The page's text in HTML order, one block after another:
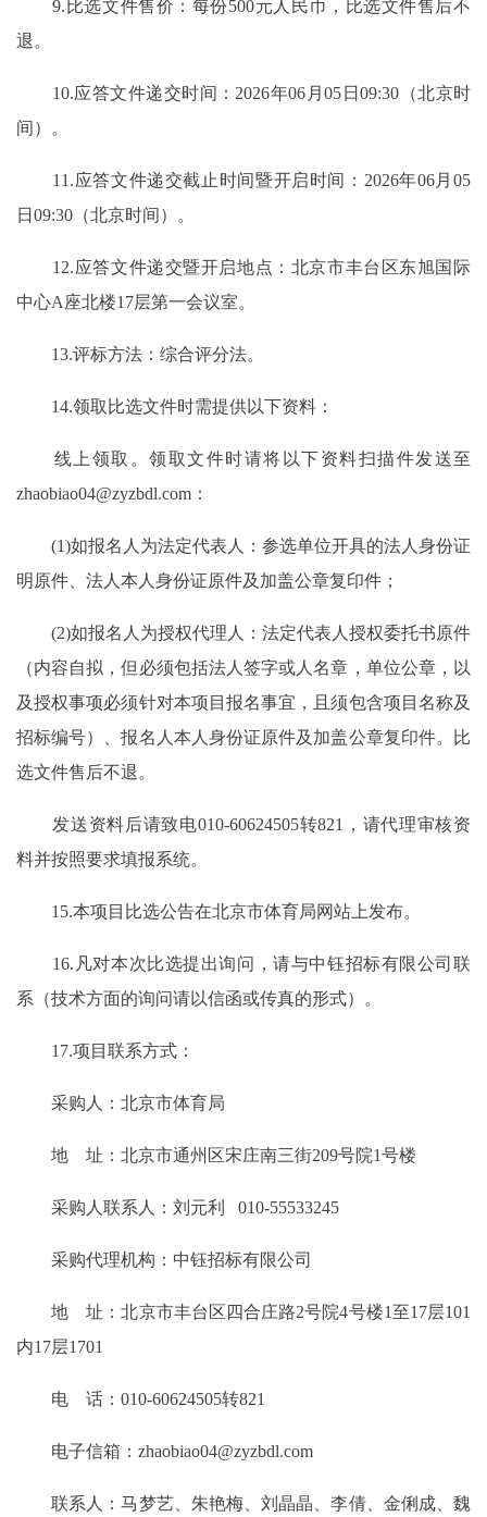
9.比选文件售价：每份500元人民币，比选文件售后不
退。
10.应答文件递交时间：2026年06月05日09:30（北京时
间）。
11.应答文件递交截止时间暨开启时间：2026年06月05
日09:30（北京时间）。
12.应答文件递交暨开启地点：北京市丰台区东旭国际
中心A座北楼17层第一会议室。
13.评标方法：综合评分法。
14.领取比选文件时需提供以下资料：
线上领取。领取文件时请将以下资料扫描件发送至
zhaobiao04@zyzbdl.com：
(1)如报名人为法定代表人：参选单位开具的法人身份证
明原件、法人本人身份证原件及加盖公章复印件；
(2)如报名人为授权代理人：法定代表人授权委托书原件
（内容自拟，但必须包括法人签字或人名章，单位公章，以
及授权事项必须针对本项目报名事宜，且须包含项目名称及
招标编号）、报名人本人身份证原件及加盖公章复印件。比
选文件售后不退。
发送资料后请致电010-60624505转821，请代理审核资
料并按照要求填报系统。
15.本项目比选公告在北京市体育局网站上发布。
16.凡对本次比选提出询问，请与中钰招标有限公司联
系（技术方面的询问请以信函或传真的形式）。
17.项目联系方式：
采购人：北京市体育局
地 址：北京市通州区宋庄南三街209号院1号楼
采购人联系人：刘元利 010-55533245
采购代理机构：中钰招标有限公司
地 址：北京市丰台区四合庄路2号院4号楼1至17层101
内17层1701
电 话：010-60624505转821
电子信箱：zhaobiao04@zyzbdl.com
联系人：马梦艺、朱艳梅、刘晶晶、李倩、金俐成、魏